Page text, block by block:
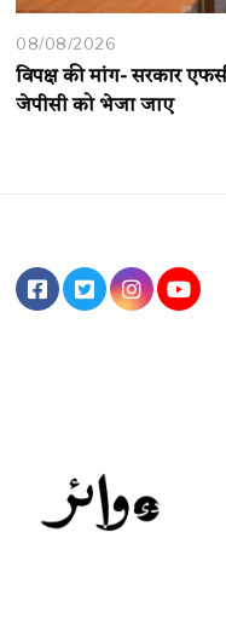
08/08/2026
विपक्ष की मांग- सरकार
जेपीसी को भेजा जाए